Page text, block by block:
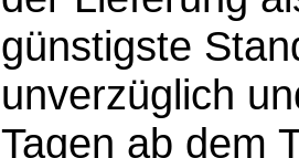
günstigste
unverzüglich
Tagen ab dem